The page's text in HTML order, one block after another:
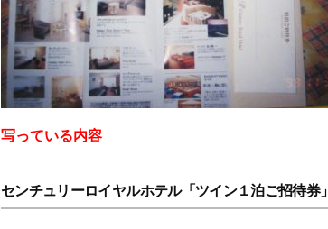
写っている内容
センチュリーロイヤルホテル「ツイン１泊ご招待券」